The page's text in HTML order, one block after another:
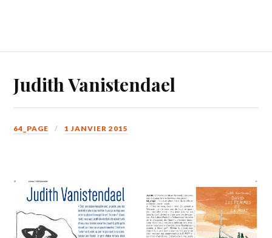
Judith Vanistendael
64_PAGE 1 JANVIER 2015